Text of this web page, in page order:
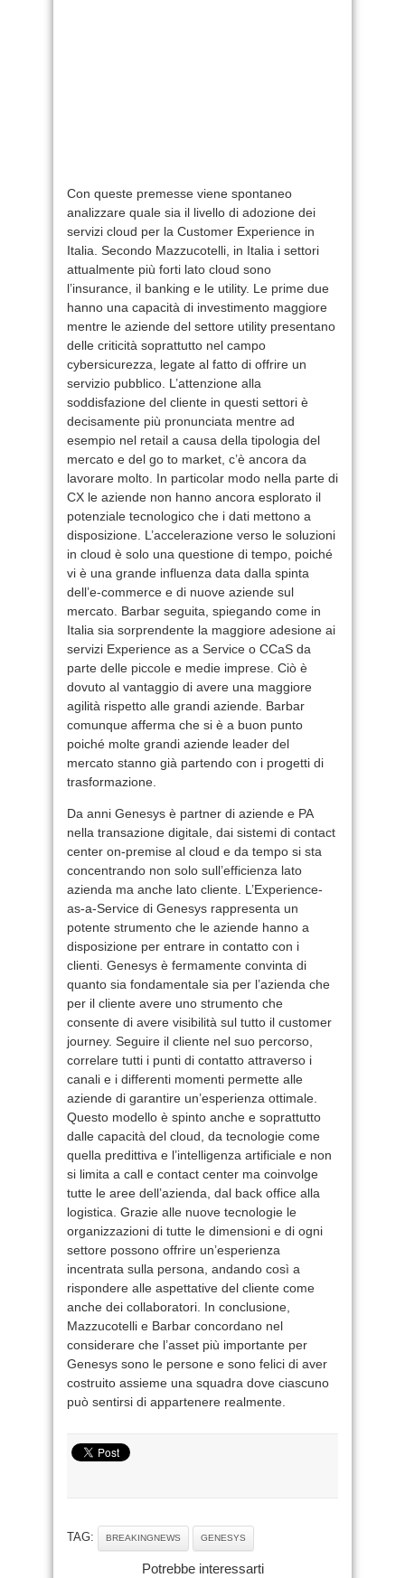
Con queste premesse viene spontaneo
analizzare quale sia il livello di adozione dei
servizi cloud per la Customer Experience in
Italia. Secondo Mazzucotelli, in Italia i settori
attualmente più forti lato cloud sono
l’insurance, il banking e le utility. Le prime due
hanno una capacità di investimento maggiore
mentre le aziende del settore utility presentano
delle criticità soprattutto nel campo
cybersicurezza, legate al fatto di offrire un
servizio pubblico. L’attenzione alla
soddisfazione del cliente in questi settori è
decisamente più pronunciata mentre ad
esempio nel retail a causa della tipologia del
mercato e del go to market, c’è ancora da
lavorare molto. In particolar modo nella parte di
CX le aziende non hanno ancora esplorato il
potenziale tecnologico che i dati mettono a
disposizione. L’accelerazione verso le soluzioni
in cloud è solo una questione di tempo, poiché
vi è una grande influenza data dalla spinta
dell’e-commerce e di nuove aziende sul
mercato. Barbar seguita, spiegando come in
Italia sia sorprendente la maggiore adesione ai
servizi Experience as a Service o CCaS da
parte delle piccole e medie imprese. Ciò è
dovuto al vantaggio di avere una maggiore
agilità rispetto alle grandi aziende. Barbar
comunque afferma che si è a buon punto
poiché molte grandi aziende leader del
mercato stanno già partendo con i progetti di
trasformazione.
Da anni Genesys è partner di aziende e PA
nella transazione digitale, dai sistemi di contact
center on-premise al cloud e da tempo si sta
concentrando non solo sull’efficienza lato
azienda ma anche lato cliente. L’Experience-
as-a-Service di Genesys rappresenta un
potente strumento che le aziende hanno a
disposizione per entrare in contatto con i
clienti. Genesys è fermamente convinta di
quanto sia fondamentale sia per l’azienda che
per il cliente avere uno strumento che
consente di avere visibilità sul tutto il customer
journey. Seguire il cliente nel suo percorso,
correlare tutti i punti di contatto attraverso i
canali e i differenti momenti permette alle
aziende di garantire un’esperienza ottimale.
Questo modello è spinto anche e soprattutto
dalle capacità del cloud, da tecnologie come
quella predittiva e l’intelligenza artificiale e non
si limita a call e contact center ma coinvolge
tutte le aree dell’azienda, dal back office alla
logistica. Grazie alle nuove tecnologie le
organizzazioni di tutte le dimensioni e di ogni
settore possono offrire un’esperienza
incentrata sulla persona, andando così a
rispondere alle aspettative del cliente come
anche dei collaboratori. In conclusione,
Mazzucotelli e Barbar concordano nel
considerare che l’asset più importante per
Genesys sono le persone e sono felici di aver
costruito assieme una squadra dove ciascuno
può sentirsi di appartenere realmente.
TAG: BREAKINGNEWS GENESYS
Potrebbe interessarti